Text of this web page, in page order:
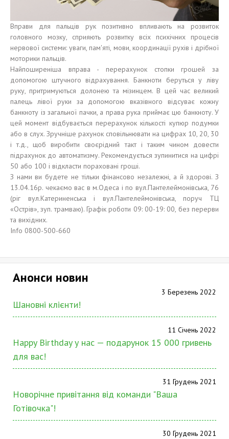
Вправи для пальців рук позитивно впливають на розвиток
головного мозку, сприяють розвитку всіх психічних процесів
нервової системи: уваги, пам'яті, мови, координації рухів і дрібної
моторики пальців.
Найпоширеніша вправа - перерахунок стопки грошей за
допомогою штучного відрахування. Банкноти беруться у ліву
руку, притримуються долонею та мізинцем. В цей час великий
палець лівої руки за допомогою вказівного відсуває кожну
банкноту із загальної пачки, а права рука приймає цю банкноту. У
цей момент відбувається перерахунок кількості купюр подумки
або в слух. Зручніше рахунок сповільнювати на цифрах 10, 20, 30
і т.д., щоб виробити своєрідний такт і таким чином довести
підрахунок до автоматизму. Рекомендується зупинитися на цифрі
50 або 100 і відкласти пораховані гроші.
З нами ви будете не тільки фінансово незалежні, а й здорові. З
13.04.16р. чекаємо вас в м.Одеса і по вул.Пантелеймонівська, 76
(ріг вул.Катериненська і вул.Пантелеймонівська, поруч ТЦ
«Острів», зуп. трамваю). Графік роботи 09: 00-19: 00, без перерви
та вихідних.
Info 0800-500-660
Анонси новин
3 Березень 2022
Шановні клієнти!
11 Січень 2022
Happy Birthday у нас — подарунок 15 000 гривень
для вас!
31 Грудень 2021
Новорічне привітання від команди "Ваша
Готівочка"!
30 Грудень 2021